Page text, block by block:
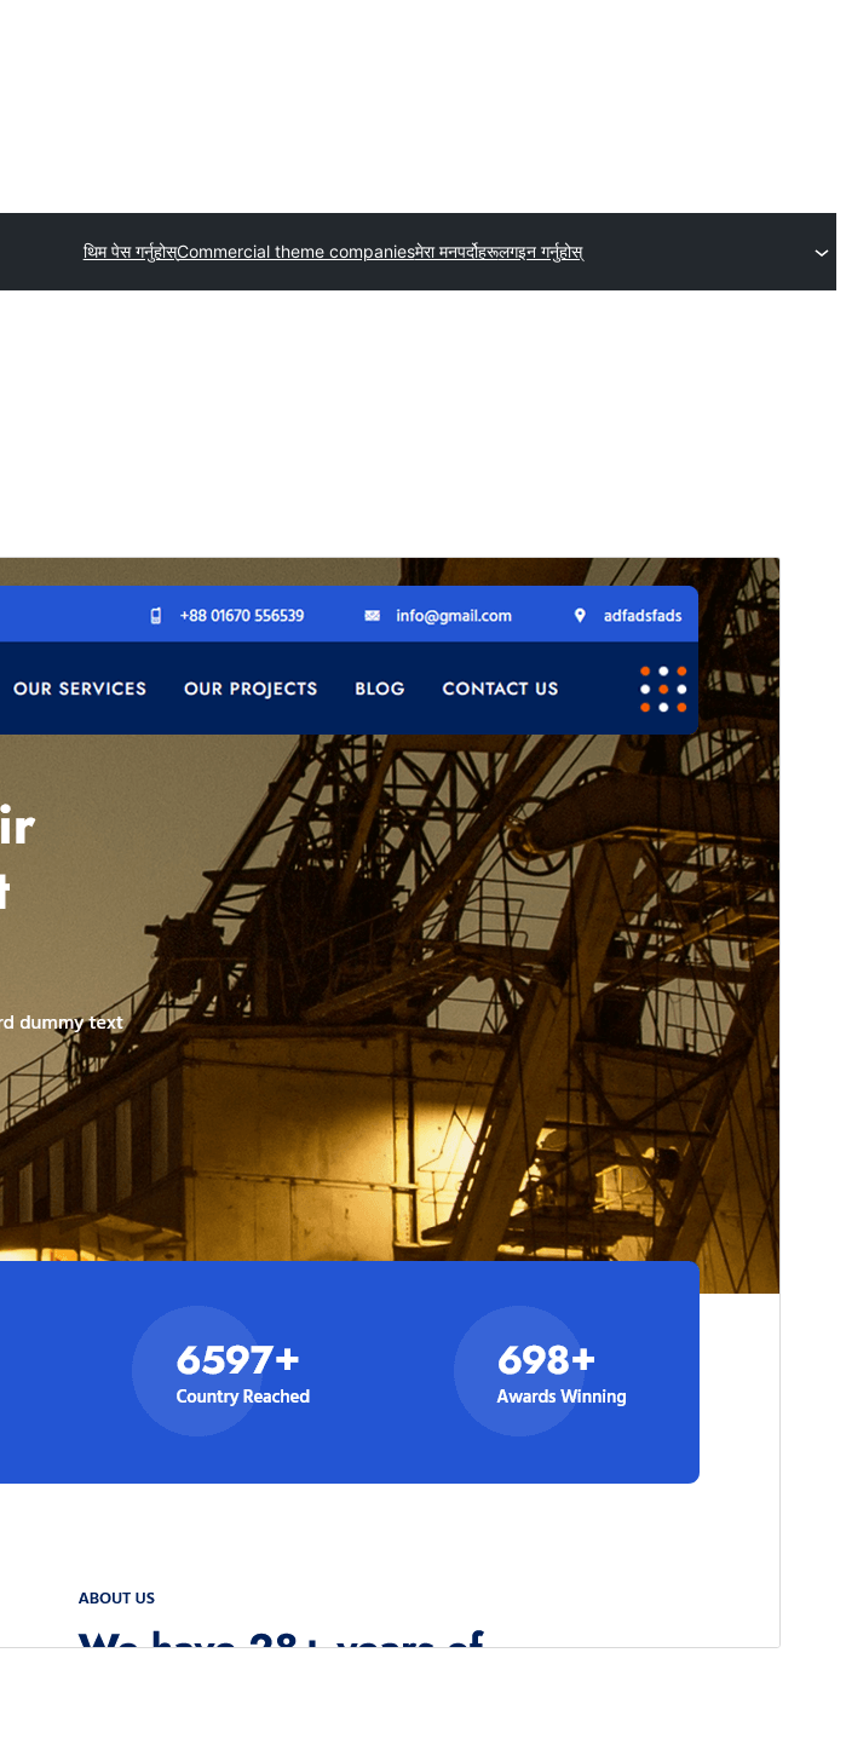
थिम पेस गर्नुहोस्Commercial theme companiesमेरा मनपर्दोहरूलगइन गर्नुहोस्
पूर्वावलोकन गर्नुहोस्डाउनलोड गर्नुहोस्
योConstedको चाइल्ड थिम हो।
संस्करण
1.1.3
पछिल्लो अपडेट
जुलाई 25, 2025
Active installations
30+
वर्डप्रेस संस्करण
PHP संस्करण
7.0
थिम गृहपृष्ठ